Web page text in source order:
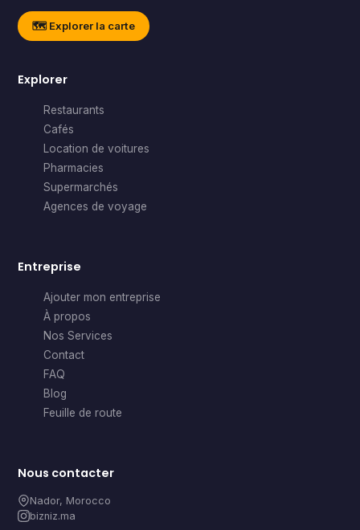
🗺️ Explorer la carte
Explorer
Restaurants
Cafés
Location de voitures
Pharmacies
Supermarchés
Agences de voyage
Entreprise
Ajouter mon entreprise
À propos
Nos Services
Contact
FAQ
Blog
Feuille de route
Nous contacter
Nador, Morocco
bizniz.ma